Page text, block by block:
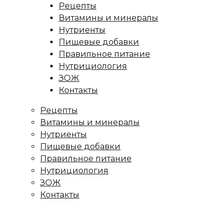
Рецепты
Витамины и минералы
Нутриенты
Пищевые добавки
Правильное питание
Нутрициология
ЗОЖ
Контакты
Рецепты
Витамины и минералы
Нутриенты
Пищевые добавки
Правильное питание
Нутрициология
ЗОЖ
Контакты